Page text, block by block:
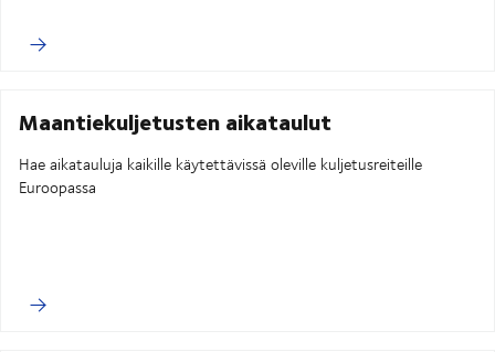
Maantiekuljetusten aikataulut
Hae aikatauluja kaikille käytettävissä oleville kuljetusreiteille
Euroopassa